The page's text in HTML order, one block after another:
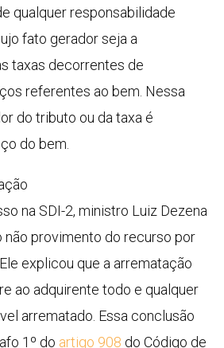
qualquer responsabilidade
fato gerador seja a
taxas decorrentes de
referentes ao bem. Nessa
do tributo ou da taxa é
do bem.
na SDI-2, ministro Luiz Dezena
não provimento do recurso por
explicou que a arrematação
ao adquirente todo e qualquer
arrematado. Essa conclusão
1º do artigo 908 do Código de